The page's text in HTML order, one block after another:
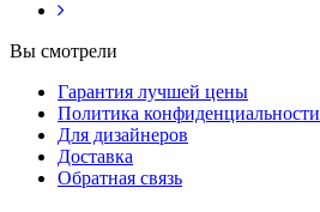
Вы смотрели
Гарантия лучшей цены
Политика конфиденциальности
Для дизайнеров
Доставка
Обратная связь